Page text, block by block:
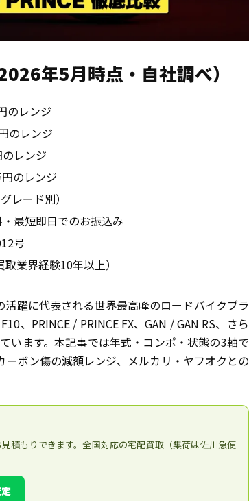
年5月時点・自社調べ）
のレンジ
のレンジ
レンジ
のレンジ
レード別）
最短即日でのお振込み
号
業界経験10年以上）
活躍に代表される世界最高峰のロードバイクブラ
、PRINCE / PRINCE FX、GAN / GAN RS、さら
います。本記事では年式・コンポ・状態の3軸で
ボン傷の減額レンジ、メルカリ・ヤフオクとの
積もりできます。全国対応の宅配買取（集荷は佐川急便